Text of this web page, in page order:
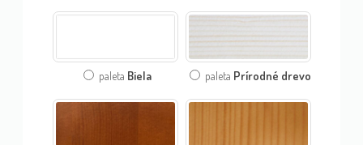
paleta Biela paleta Prírodné drevo